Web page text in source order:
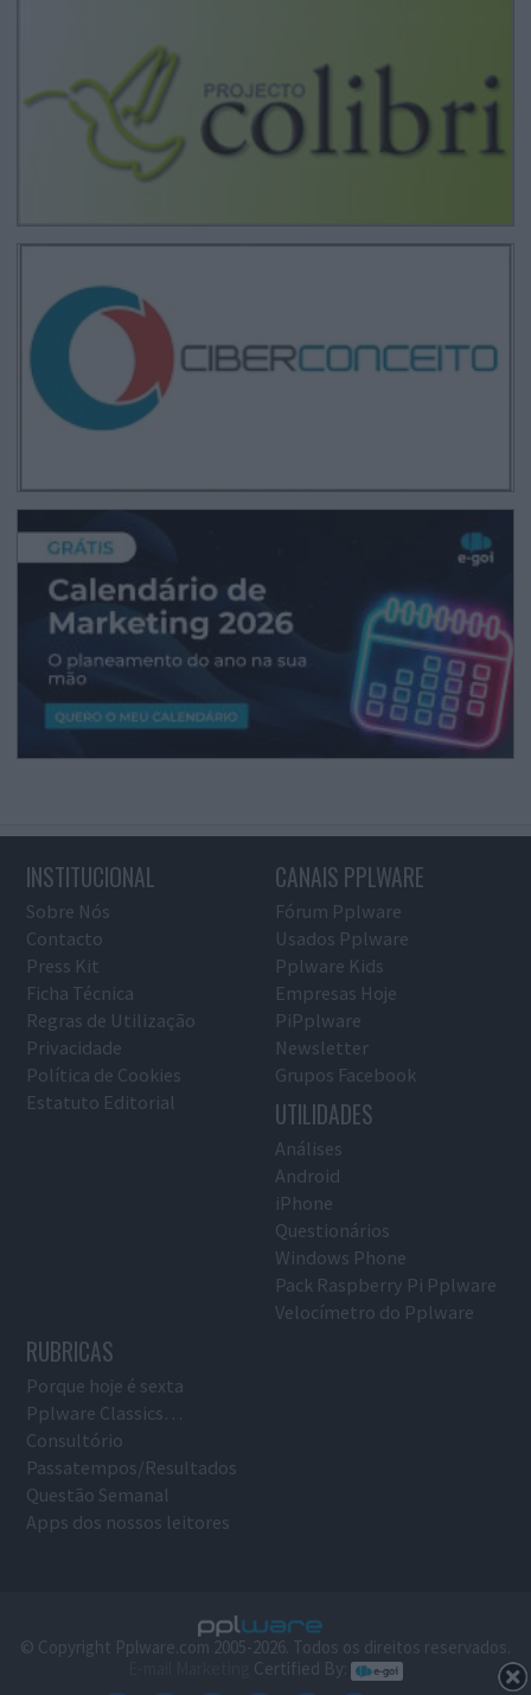
INSTITUCIONAL
Sobre Nós
Contacto
Press Kit
Ficha Técnica
Regras de Utilização
Privacidade
Política de Cookies
Estatuto Editorial
CANAIS PPLWARE
Fórum Pplware
Usados Pplware
Pplware Kids
Empresas Hoje
PiPplware
Newsletter
Grupos Facebook
UTILIDADES
Análises
Android
iPhone
Questionários
Windows Phone
Pack Raspberry Pi Pplware
Velocímetro do Pplware
RUBRICAS
Porque hoje é sexta
Pplware Classics…
Consultório
Passatempos/Resultados
Questão Semanal
Apps dos nossos leitores
© Copyright Pplware.com 2005-2026. Todos os direitos reservados.
Certified By: